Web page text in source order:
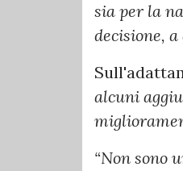
sia per la
decisione,
alcuni
“Non sono